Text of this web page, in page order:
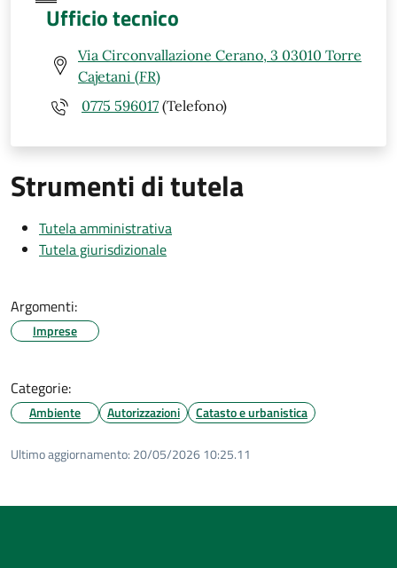
Ufficio tecnico
Via Circonvallazione Cerano, 3 03010 Torre
Cajetani (FR)
0775 596017 (Telefono)
Strumenti di tutela
Tutela amministrativa
Tutela giurisdizionale
Argomenti:
Imprese
Categorie:
Ambiente Autorizzazioni Catasto e urbanistica
Ultimo aggiornamento: 20/05/2026 10:25.11